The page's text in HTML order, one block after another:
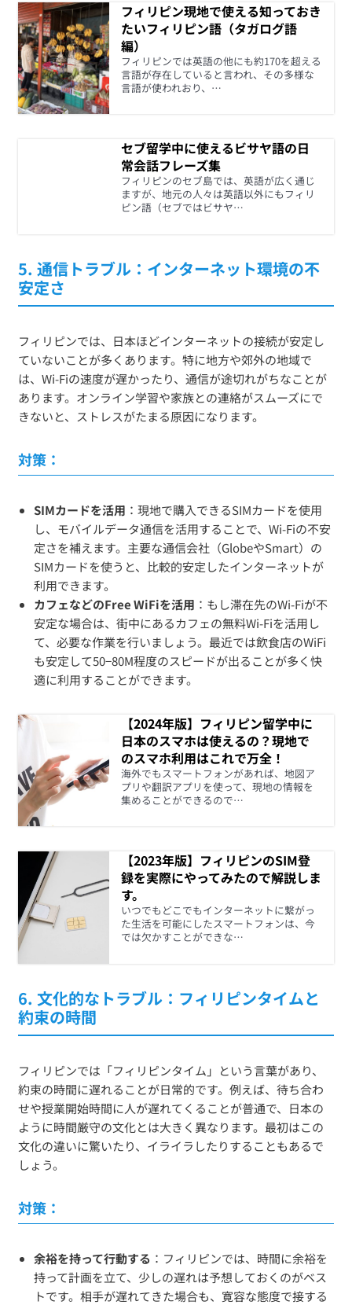
フィリピン現地で使える知っておき
たいフィリピン語（タガログ語
編）
フィリピンでは英語の他にも約170を超える
言語が存在していると言われ、その多様な
言語が使われおり、…
セブ留学中に使えるビサヤ語の日
常会話フレーズ集
フィリピンのセブ島では、英語が広く通じ
ますが、地元の人々は英語以外にもフィリ
ピン語（セブではビサヤ…
5.通信トラブル：インターネット環境の不
安定さ
フィリピンでは、日本ほどインターネットの接続が安定し
ていないことが多くあります。特に地方や郊外の地域で
は、Wi-Fiの速度が遅かったり、通信が途切れがちなことが
あります。オンライン学習や家族との連絡がスムーズにで
きないと、ストレスがたまる原因になります。
対策：
SIMカードを活用 ：現地で購入できるSIMカードを使用
し、モバイルデータ通信を活用することで、Wi-Fiの不安
定さを補えます。主要な通信会社（GlobeやSmart）の
SIMカードを使うと、比較的安定したインターネットが
利用できます。
カフェなどのFree WiFiを活用 ：もし滞在先のWi-Fiが不
安定な場合は、街中にあるカフェの無料Wi-Fiを活用し
て、必要な作業を行いましょう。最近では飲食店のWiFi
も安定して50−80M程度のスピードが出ることが多く快
適に利用することができます。
【2024年版】フィリピン留学中に
日本のスマホは使えるの？現地で
のスマホ利用はこれで万全！
海外でもスマートフォンがあれば、地図ア
プリや翻訳アプリを使って、現地の情報を
集めることができるので…
【2023年版】フィリピンのSIM登
録を実際にやってみたので解説しま
す。
いつでもどこでもインターネットに繋がっ
た生活を可能にしたスマートフォンは、今
では欠かすことができな…
6.文化的なトラブル：フィリピンタイムと
約束の時間
フィリピンでは「フィリピンタイム」という言葉があり、
約束の時間に遅れることが日常的です。例えば、待ち合わ
せや授業開始時間に人が遅れてくることが普通で、日本の
ように時間厳守の文化とは大きく異なります。最初はこの
文化の違いに驚いたり、イライラしたりすることもあるで
しょう。
対策：
余裕を持って行動する ：フィリピンでは、時間に余裕を
持って計画を立て、少しの遅れは予想しておくのがベス
トです。相手が遅れてきた場合も、寛容な態度で接する